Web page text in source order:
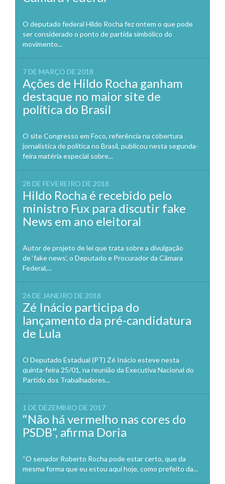
O deputado federal Hildo Rocha fez ontem o que pode
ser considerado o ponto de partida simbólico do
movimento...
7 DE MARÇO DE 2018
Ações de Hildo Rocha ganham
destaque no maior site de
política do Brasil
O site Congresso em Foco, referência na cobertura
jornalística de política no Brasil, publicou nesta segunda-
feira matéria especial sobre...
28 DE FEVEREIRO DE 2018
Hildo Rocha é recebido pelo
ministro Fux para discutir fake
News em ano eleitoral
Autor de projeto de lei que trata sobre a divulgação
de ‘fake news’, o Deputado e Procurador da Câmara
Federal,...
26 DE JANEIRO DE 2018
Zé Inácio participa do
lançamento da pré-candidatura
de Lula
O Deputado Estadual (PT) Zé Inácio esteve nesta
quinta-feira 25/01, na reunião da Executiva Nacional do
Partido dos Trabalhadores...
1 DE DEZEMBRO DE 2017
“Não há vermelho nas cores do
PSDB”, afirma Doria
“O senador Roberto Rocha pode estar certo, que da
mesma forma que eu estou aqui hoje, como prefeito da...